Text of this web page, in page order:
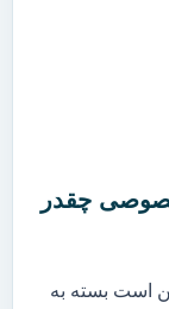
چقدر
است بسته به